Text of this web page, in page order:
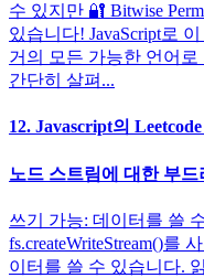
수 있지만 🔐 Bitwise
있습니다! JavaScript로
거의 모든 가능한 언어
간단히 살펴...
12. Javascript의
노드 스트림에 대한 부드
쓰기 가능: 데이터를 쓸
fs.createWriteStream()를
이터를 쓸 수 있습니다.